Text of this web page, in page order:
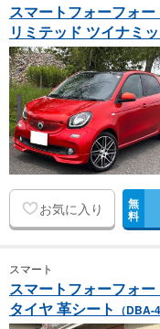
スマートフォーフォ
リミテッド ツイナミ
お気に入り 無
料
スマート
スマートフォーフォ
タイヤ 革シート （DBA-